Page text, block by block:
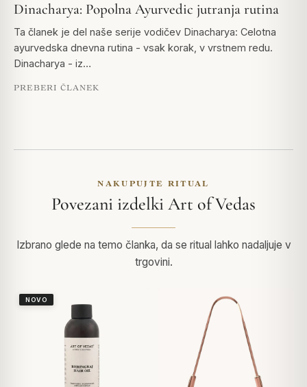
Dinacharya: Popolna Ayurvedic jutranja rutina
Ta članek je del naše serije vodičev Dinacharya: Celotna
ayurvedska dnevna rutina - vsak korak, v vrstnem redu.
Dinacharya - iz…
PREBERI ČLANEK
NAKUPUJTE RITUAL
Povezani izdelki Art of Vedas
Izbrano glede na temo članka, da se ritual lahko nadaljuje v
trgovini.
NOVO